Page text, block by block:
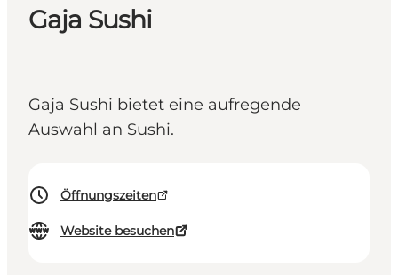
Gaja Sushi
Gaja Sushi bietet eine aufregende
Auswahl an Sushi.
Öffnungszeiten
Website besuchen